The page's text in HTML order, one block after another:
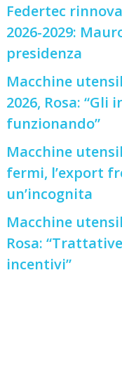
Federtec
2026-2029:
presidenza
Macchine
2026, Rosa:
funzionando”
Macchine
fermi, l’export
un’incognita
Macchine
Rosa:
incentivi”